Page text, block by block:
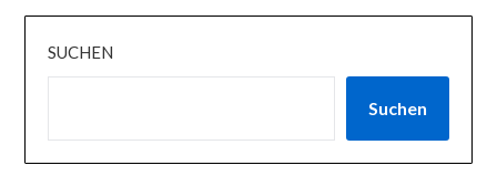
SUCHEN
Suchen